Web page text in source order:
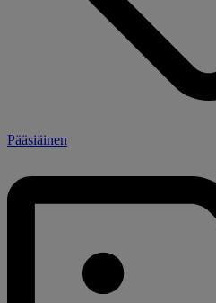
Pääsiäinen